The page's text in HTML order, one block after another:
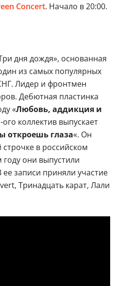
Сoncert. Начало в 20:00.
дня дождя», основанная
из самых популярных
Лидер и фронтмен
Дебютная пластинка
«Любовь, аддикция и
коллектив выпускает
откроешь глаза«. Он
строчке в российском
они выпустили
ее записи приняли участие
Тринадцать карат, Лали